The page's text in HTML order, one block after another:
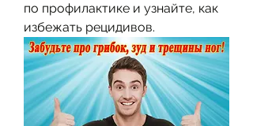
по профилактике и узнайте, как
избежать рецидивов.